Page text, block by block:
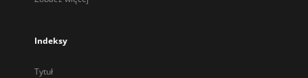
Indeksy
Tytuł